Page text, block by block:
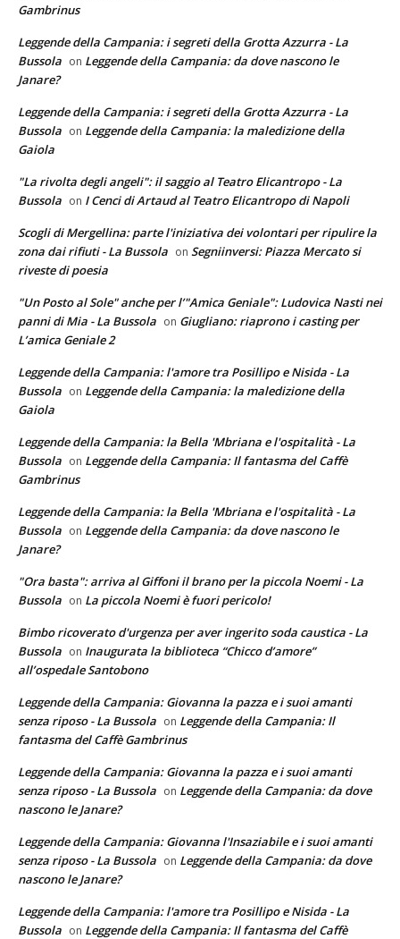
Gambrinus
Leggende della Campania: i segreti della Grotta Azzurra - La
Bussola on Leggende della Campania: da dove nascono le
Janare?
Leggende della Campania: i segreti della Grotta Azzurra - La
Bussola on Leggende della Campania: la maledizione della
Gaiola
"La rivolta degli angeli": il saggio al Teatro Elicantropo - La
Bussola on I Cenci di Artaud al Teatro Elicantropo di Napoli
Scogli di Mergellina: parte l'iniziativa dei volontari per ripulire la
zona dai rifiuti - La Bussola on Segniinversi: Piazza Mercato si
riveste di poesia
"Un Posto al Sole" anche per l’"Amica Geniale": Ludovica Nasti nei
panni di Mia - La Bussola on Giugliano: riaprono i casting per
L’amica Geniale 2
Leggende della Campania: l'amore tra Posillipo e Nisida - La
Bussola on Leggende della Campania: la maledizione della
Gaiola
Leggende della Campania: la Bella 'Mbriana e l'ospitalità - La
Bussola on Leggende della Campania: Il fantasma del Caffè
Gambrinus
Leggende della Campania: la Bella 'Mbriana e l'ospitalità - La
Bussola on Leggende della Campania: da dove nascono le
Janare?
"Ora basta": arriva al Giffoni il brano per la piccola Noemi - La
Bussola on La piccola Noemi è fuori pericolo!
Bimbo ricoverato d'urgenza per aver ingerito soda caustica - La
Bussola on Inaugurata la biblioteca “Chicco d’amore”
all’ospedale Santobono
Leggende della Campania: Giovanna la pazza e i suoi amanti
senza riposo - La Bussola on Leggende della Campania: Il
fantasma del Caffè Gambrinus
Leggende della Campania: Giovanna la pazza e i suoi amanti
senza riposo - La Bussola on Leggende della Campania: da dove
nascono le Janare?
Leggende della Campania: Giovanna l'Insaziabile e i suoi amanti
senza riposo - La Bussola on Leggende della Campania: da dove
nascono le Janare?
Leggende della Campania: l'amore tra Posillipo e Nisida - La
Bussola on Leggende della Campania: Il fantasma del Caffè